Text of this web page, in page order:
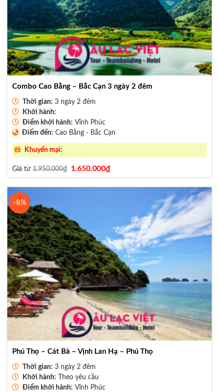
Combo Cao Bằng – Bắc Cạn 3 ngày 2 đêm
Thời gian: 3 ngày 2 đêm
Khởi hành:
Điểm khởi hành: Vĩnh Phúc
Điểm đến: Cao Bằng - Bắc Cạn
Khuyến mại:
Giá từ1.950.000₫
Giá
là:
1.950.000₫.
1.650.000₫Giá
hiện
tại
là:
-8%
Phú Thọ – Cát Bà – Vịnh Lan Hạ – Phú Thọ
Thời gian: 3 ngày 2 đêm
Khởi hành: Theo yêu cầu
Điểm khởi hành: Vĩnh Phúc